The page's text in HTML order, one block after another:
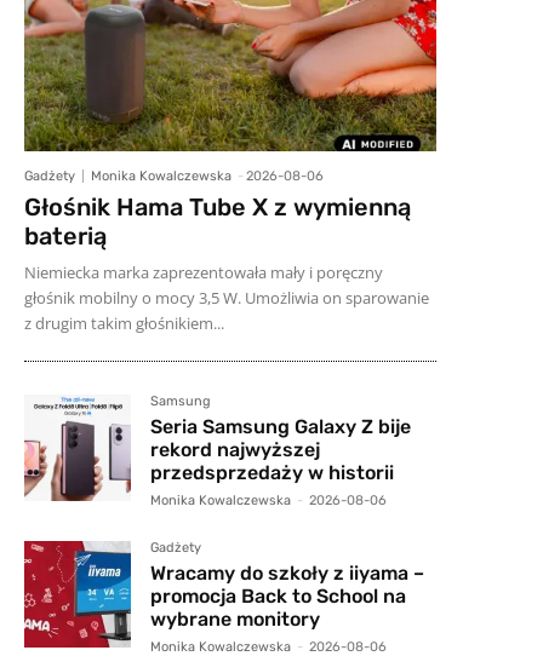
Gadżety Monika Kowalczewska - 2026-08-06
Głośnik Hama Tube X z wymienną
baterią
Niemiecka marka zaprezentowała mały i poręczny
głośnik mobilny o mocy 3,5 W. Umożliwia on sparowanie
z drugim takim głośnikiem...
Samsung
Seria Samsung Galaxy Z bije
rekord najwyższej
przedsprzedaży w historii
Monika Kowalczewska - 2026-08-06
Gadżety
Wracamy do szkoły z iiyama –
promocja Back to School na
wybrane monitory
Monika Kowalczewska - 2026-08-06